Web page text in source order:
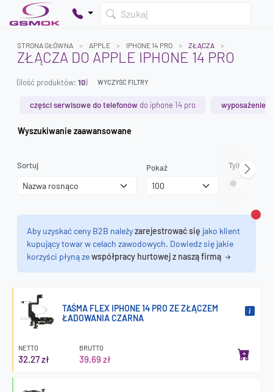
Szukaj
Twój koszyk jest pusty
STRONA GŁÓWNA APPLE IPHONE 14 PRO ZŁĄCZA
ZŁĄCZA DO APPLE IPHONE 14 PRO
(ilość produktów: 10) WYCZYŚĆ FILTRY
części serwisowe do telefonów do iphone 14 pro wyposażenie
Wyszukiwanie zaawansowane
Sortuj Pokaż Tylko
Aby uzyskać ceny B2B należyzarejestrować się jako klient
kupujący towar w celach zawodowych. Dowiedz się jakie
korzyści płyną zewspółpracy hurtowej z naszą firmą
TAŚMA FLEX IPHONE 14 PRO ZE ZŁĄCZEM
ŁADOWANIA CZARNA
NETTO
32.27 zł
BRUTTO
39.69 zł